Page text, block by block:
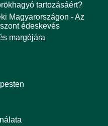
tartozásáért?
Magyarországon - Az
édeskevés
margójára